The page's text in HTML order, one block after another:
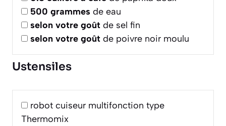
500 grammes de eau
selon votre goût de sel fin
selon votre goût de poivre noir moulu
Ustensiles
robot cuiseur multifonction type
Thermomix